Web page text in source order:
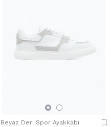
Beyaz Deri Spor Ayakkabı